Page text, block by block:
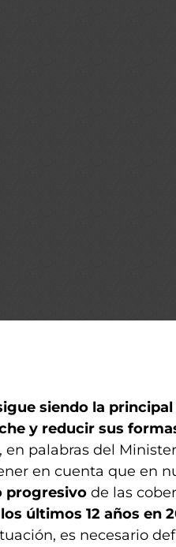
siendo la principal
y reducir sus
, en palabras del
en cuenta que en
progresivo de las
últimos 12 años en
es necesario